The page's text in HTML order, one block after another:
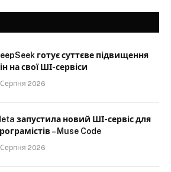
готує суттєве підвищення
на свої ШІ-сервіси
2026
запустила новий ШІ-сервіс для
– Muse Code
2026